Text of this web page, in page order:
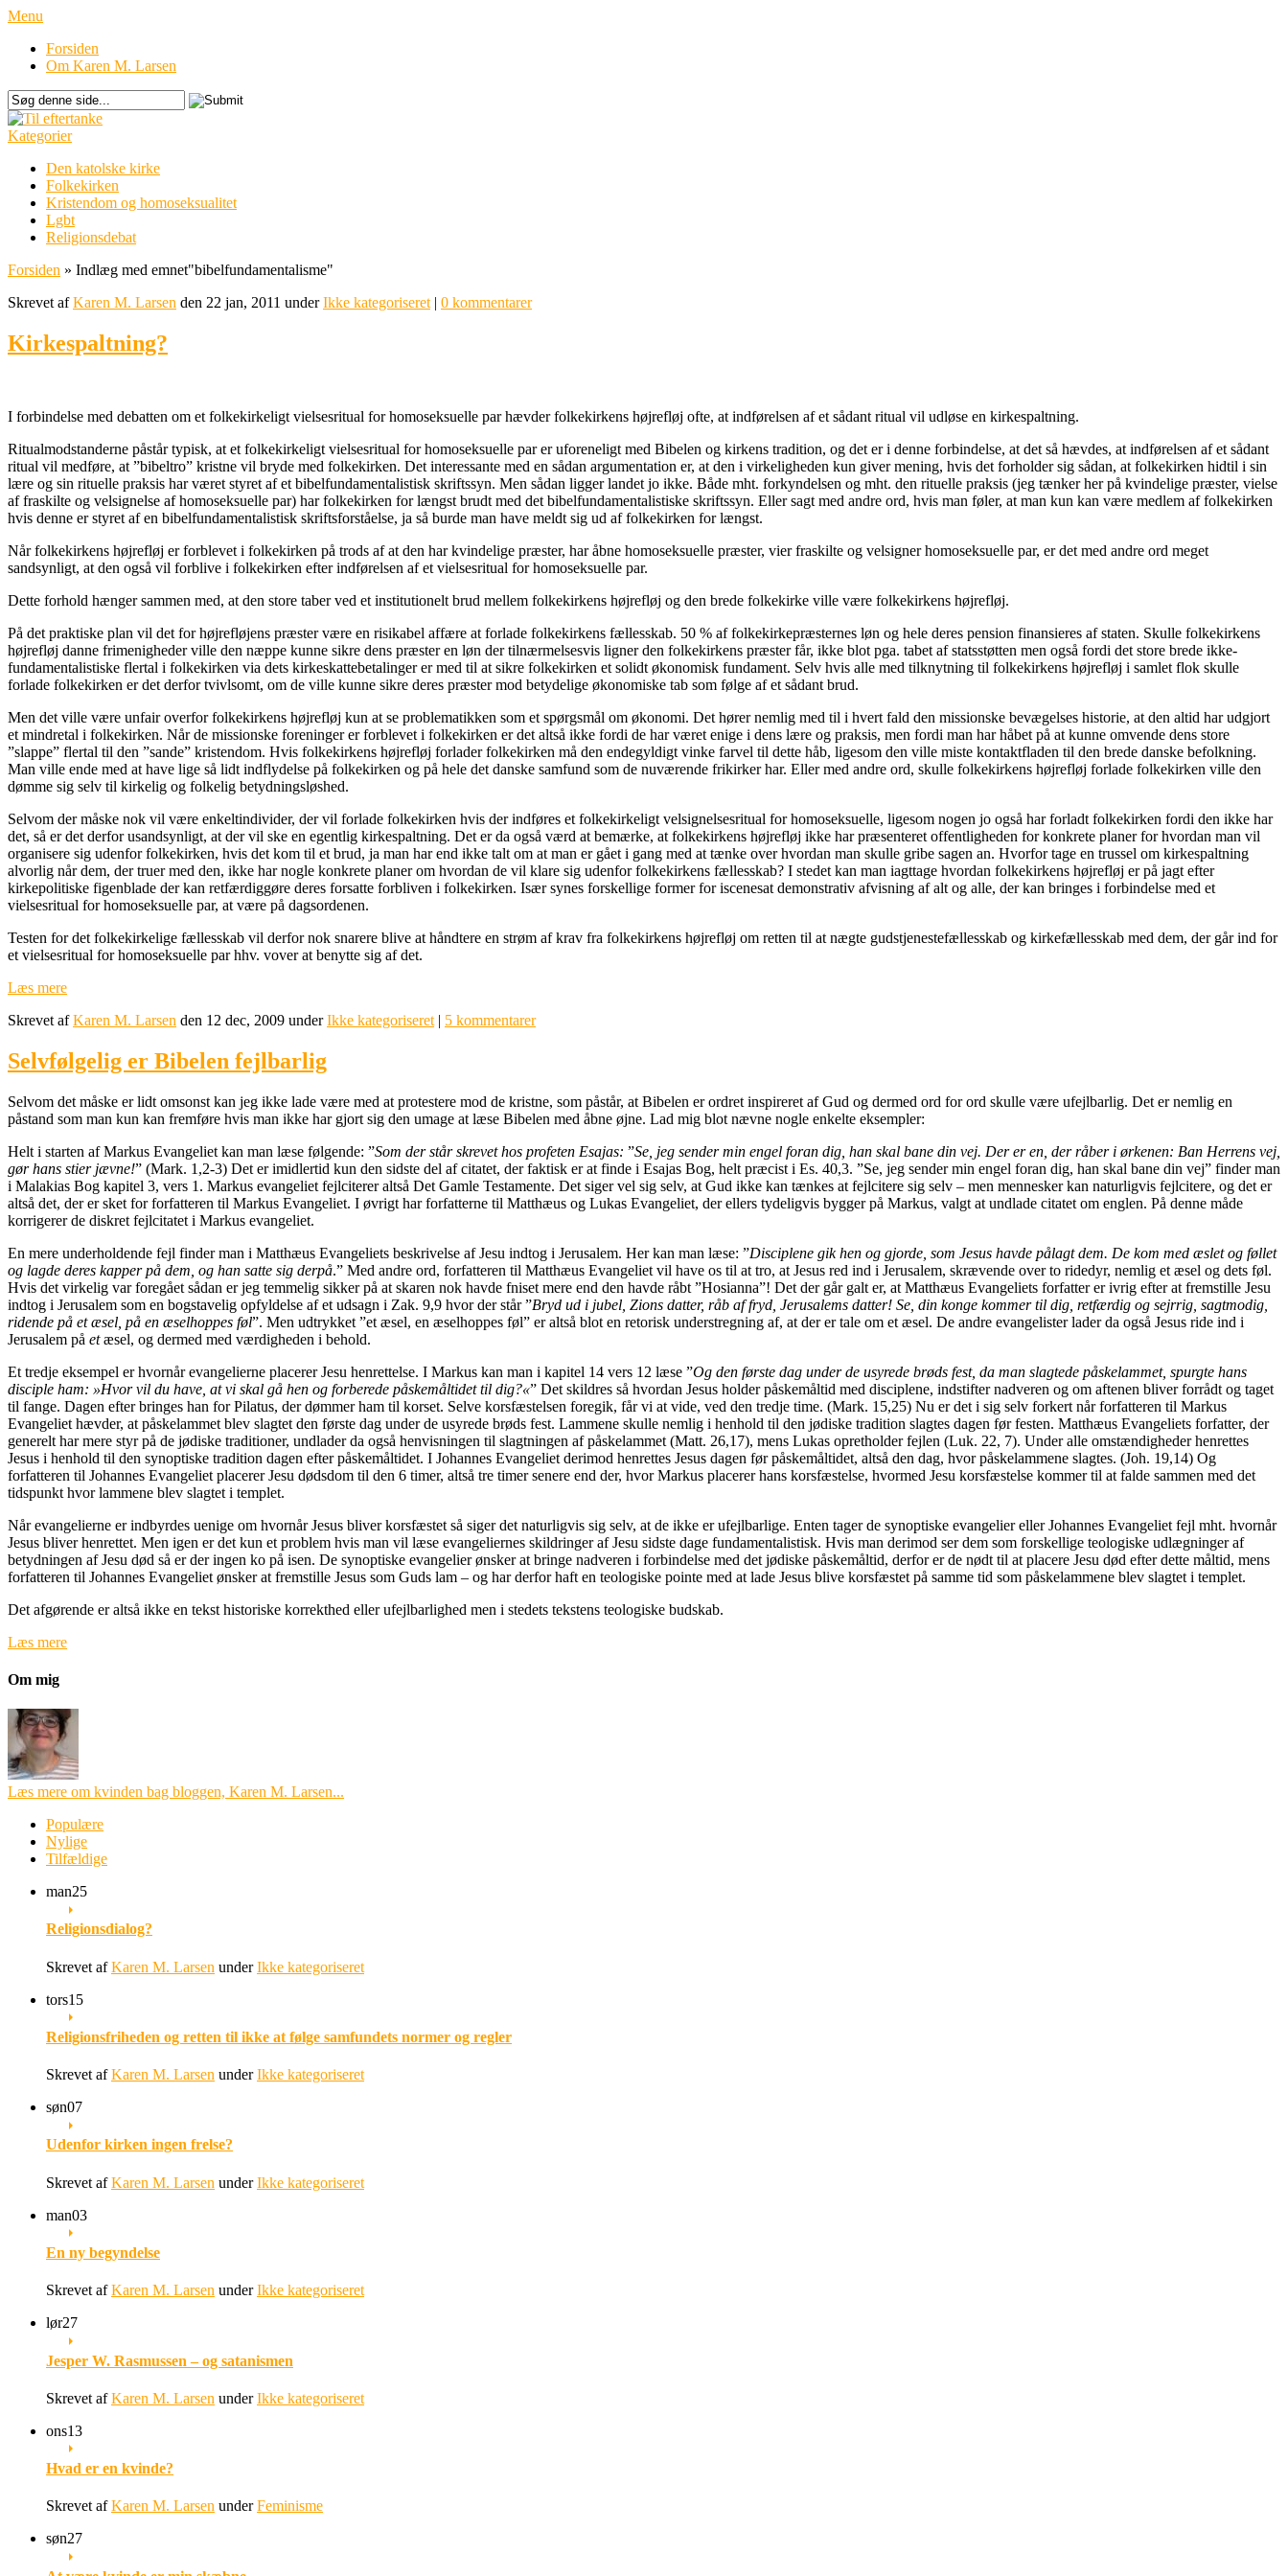
Menu
Forsiden
Om Karen M. Larsen
Kategorier
Den katolske kirke
Folkekirken
Kristendom og homoseksualitet
Lgbt
Religionsdebat
Forsiden » Indlæg med emnet"bibelfundamentalisme"
Skrevet afKaren M. Larsen den 22 jan, 2011 underIkke kategoriseret | 0 kommentarer
Kirkespaltning?
I forbindelse med debatten om et folkekirkeligt vielsesritual for homoseksuelle par hævder folkekirkens højrefløj ofte, at indførelsen af et sådant ritual vil udløse en kirkespaltning.
Ritualmodstanderne påstår typisk, at et folkekirkeligt vielsesritual for homoseksuelle par er uforeneligt med Bibelen og kirkens tradition, og det er i denne forbindelse, at det så hævdes, at indførelsen af et sådant
ritual vil medføre, at ”bibeltro” kristne vil bryde med folkekirken. Det interessante med en sådan argumentation er, at den i virkeligheden kun giver mening, hvis det forholder sig sådan, at folkekirken hidtil i sin
lære og sin rituelle praksis har været styret af et bibelfundamentalistisk skriftssyn. Men sådan ligger landet jo ikke. Både mht. forkyndelsen og mht. den rituelle praksis (jeg tænker her på kvindelige præster, vielse
af fraskilte og velsignelse af homoseksuelle par) har folkekirken for længst brudt med det bibelfundamentalistiske skriftssyn. Eller sagt med andre ord, hvis man føler, at man kun kan være medlem af folkekirken
hvis denne er styret af en bibelfundamentalistisk skriftsforståelse, ja så burde man have meldt sig ud af folkekirken for længst.
Når folkekirkens højrefløj er forblevet i folkekirken på trods af at den har kvindelige præster, har åbne homoseksuelle præster, vier fraskilte og velsigner homoseksuelle par, er det med andre ord meget
sandsynligt, at den også vil forblive i folkekirken efter indførelsen af et vielsesritual for homoseksuelle par.
Dette forhold hænger sammen med, at den store taber ved et institutionelt brud mellem folkekirkens højrefløj og den brede folkekirke ville være folkekirkens højrefløj.
På det praktiske plan vil det for højrefløjens præster være en risikabel affære at forlade folkekirkens fællesskab. 50 % af folkekirkepræsternes løn og hele deres pension finansieres af staten. Skulle folkekirkens
højrefløj danne frimenigheder ville den næppe kunne sikre dens præster en løn der tilnærmelsesvis ligner den folkekirkens præster får, ikke blot pga. tabet af statsstøtten men også fordi det store brede ikke-
fundamentalistiske flertal i folkekirken via dets kirkeskattebetalinger er med til at sikre folkekirken et solidt økonomisk fundament. Selv hvis alle med tilknytning til folkekirkens højrefløj i samlet flok skulle
forlade folkekirken er det derfor tvivlsomt, om de ville kunne sikre deres præster mod betydelige økonomiske tab som følge af et sådant brud.
Men det ville være unfair overfor folkekirkens højrefløj kun at se problematikken som et spørgsmål om økonomi. Det hører nemlig med til i hvert fald den missionske bevægelses historie, at den altid har udgjort
et mindretal i folkekirken. Når de missionske foreninger er forblevet i folkekirken er det altså ikke fordi de har været enige i dens lære og praksis, men fordi man har håbet på at kunne omvende dens store
”slappe” flertal til den ”sande” kristendom. Hvis folkekirkens højrefløj forlader folkekirken må den endegyldigt vinke farvel til dette håb, ligesom den ville miste kontaktfladen til den brede danske befolkning.
Man ville ende med at have lige så lidt indflydelse på folkekirken og på hele det danske samfund som de nuværende frikirker har. Eller med andre ord, skulle folkekirkens højrefløj forlade folkekirken ville den
dømme sig selv til kirkelig og folkelig betydningsløshed.
Selvom der måske nok vil være enkeltindivider, der vil forlade folkekirken hvis der indføres et folkekirkeligt velsignelsesritual for homoseksuelle, ligesom nogen jo også har forladt folkekirken fordi den ikke har
det, så er det derfor usandsynligt, at der vil ske en egentlig kirkespaltning. Det er da også værd at bemærke, at folkekirkens højrefløj ikke har præsenteret offentligheden for konkrete planer for hvordan man vil
organisere sig udenfor folkekirken, hvis det kom til et brud, ja man har end ikke talt om at man er gået i gang med at tænke over hvordan man skulle gribe sagen an. Hvorfor tage en trussel om kirkespaltning
alvorlig når dem, der truer med den, ikke har nogle konkrete planer om hvordan de vil klare sig udenfor folkekirkens fællesskab? I stedet kan man iagttage hvordan folkekirkens højrefløj er på jagt efter
kirkepolitiske figenblade der kan retfærdiggøre deres forsatte forbliven i folkekirken. Især synes forskellige former for iscenesat demonstrativ afvisning af alt og alle, der kan bringes i forbindelse med et
vielsesritual for homoseksuelle par, at være på dagsordenen.
Testen for det folkekirkelige fællesskab vil derfor nok snarere blive at håndtere en strøm af krav fra folkekirkens højrefløj om retten til at nægte gudstjenestefællesskab og kirkefællesskab med dem, der går ind for
et vielsesritual for homoseksuelle par hhv. vover at benytte sig af det.
Læs mere
Skrevet afKaren M. Larsen den 12 dec, 2009 underIkke kategoriseret | 5 kommentarer
Selvfølgelig er Bibelen fejlbarlig
Selvom det måske er lidt omsonst kan jeg ikke lade være med at protestere mod de kristne, som påstår, at Bibelen er ordret inspireret af Gud og dermed ord for ord skulle være ufejlbarlig. Det er nemlig en
påstand som man kun kan fremføre hvis man ikke har gjort sig den umage at læse Bibelen med åbne øjne. Lad mig blot nævne nogle enkelte eksempler:
Helt i starten af Markus Evangeliet kan man læse følgende: ”Som der står skrevet hos profeten Esajas: ”Se, jeg sender min engel foran dig, han skal bane din vej. Der er en, der råber i ørkenen: Ban Herrens vej,
gør hans stier jævne!” (Mark. 1,2-3) Det er imidlertid kun den sidste del af citatet, der faktisk er at finde i Esajas Bog, helt præcist i Es. 40,3. ”Se, jeg sender min engel foran dig, han skal bane din vej” finder man
i Malakias Bog kapitel 3, vers 1. Markus evangeliet fejlciterer altså Det Gamle Testamente. Det siger vel sig selv, at Gud ikke kan tænkes at fejlcitere sig selv – men mennesker kan naturligvis fejlcitere, og det er
altså det, der er sket for forfatteren til Markus Evangeliet. I øvrigt har forfatterne til Matthæus og Lukas Evangeliet, der ellers tydeligvis bygger på Markus, valgt at undlade citatet om englen. På denne måde
korrigerer de diskret fejlcitatet i Markus evangeliet.
En mere underholdende fejl finder man i Matthæus Evangeliets beskrivelse af Jesu indtog i Jerusalem. Her kan man læse: ”Disciplene gik hen og gjorde, som Jesus havde pålagt dem. De kom med æslet og føllet
og lagde deres kapper på dem, og han satte sig derpå.” Med andre ord, forfatteren til Matthæus Evangeliet vil have os til at tro, at Jesus red ind i Jerusalem, skrævende over to ridedyr, nemlig et æsel og dets føl.
Hvis det virkelig var foregået sådan er jeg temmelig sikker på at skaren nok havde fniset mere end den havde råbt ”Hosianna”! Det der går galt er, at Matthæus Evangeliets forfatter er ivrig efter at fremstille Jesu
indtog i Jerusalem som en bogstavelig opfyldelse af et udsagn i Zak. 9,9 hvor der står ”Bryd ud i jubel, Zions datter, råb af fryd, Jerusalems datter! Se, din konge kommer til dig, retfærdig og sejrrig, sagtmodig,
ridende på et æsel, på en æselhoppes føl”. Men udtrykket ”et æsel, en æselhoppes føl” er altså blot en retorisk understregning af, at der er tale om et æsel. De andre evangelister lader da også Jesus ride ind i
Jerusalem på etæsel, og dermed med værdigheden i behold.
Et tredje eksempel er hvornår evangelierne placerer Jesu henrettelse. I Markus kan man i kapitel 14 vers 12 læse ”Og den første dag under de usyrede brøds fest, da man slagtede påskelammet, spurgte hans
disciple ham: »Hvor vil du have, at vi skal gå hen og forberede påskemåltidet til dig?«” Det skildres så hvordan Jesus holder påskemåltid med disciplene, indstifter nadveren og om aftenen bliver forrådt og taget
til fange. Dagen efter bringes han for Pilatus, der dømmer ham til korset. Selve korsfæstelsen foregik, får vi at vide, ved den tredje time. (Mark. 15,25) Nu er det i sig selv forkert når forfatteren til Markus
Evangeliet hævder, at påskelammet blev slagtet den første dag under de usyrede brøds fest. Lammene skulle nemlig i henhold til den jødiske tradition slagtes dagen før festen. Matthæus Evangeliets forfatter, der
generelt har mere styr på de jødiske traditioner, undlader da også henvisningen til slagtningen af påskelammet (Matt. 26,17), mens Lukas opretholder fejlen (Luk. 22, 7). Under alle omstændigheder henrettes
Jesus i henhold til den synoptiske tradition dagen efter påskemåltidet. I Johannes Evangeliet derimod henrettes Jesus dagen før påskemåltidet, altså den dag, hvor påskelammene slagtes. (Joh. 19,14) Og
forfatteren til Johannes Evangeliet placerer Jesu dødsdom til den 6 timer, altså tre timer senere end der, hvor Markus placerer hans korsfæstelse, hvormed Jesu korsfæstelse kommer til at falde sammen med det
tidspunkt hvor lammene blev slagtet i templet.
Når evangelierne er indbyrdes uenige om hvornår Jesus bliver korsfæstet så siger det naturligvis sig selv, at de ikke er ufejlbarlige. Enten tager de synoptiske evangelier eller Johannes Evangeliet fejl mht. hvornår
Jesus bliver henrettet. Men igen er det kun et problem hvis man vil læse evangeliernes skildringer af Jesu sidste dage fundamentalistisk. Hvis man derimod ser dem som forskellige teologiske udlægninger af
betydningen af Jesu død så er der ingen ko på isen. De synoptiske evangelier ønsker at bringe nadveren i forbindelse med det jødiske påskemåltid, derfor er de nødt til at placere Jesu død efter dette måltid, mens
forfatteren til Johannes Evangeliet ønsker at fremstille Jesus som Guds lam – og har derfor haft en teologiske pointe med at lade Jesus blive korsfæstet på samme tid som påskelammene blev slagtet i templet.
Det afgørende er altså ikke en tekst historiske korrekthed eller ufejlbarlighed men i stedets tekstens teologiske budskab.
Læs mere
Om mig
Læs mere om kvinden bag bloggen, Karen M. Larsen...
Populære
Nylige
Tilfældige
man25
Religionsdialog?
Skrevet afKaren M. Larsen underIkke kategoriseret
tors15
Religionsfriheden og retten til ikke at følge samfundets normer og regler
Skrevet afKaren M. Larsen underIkke kategoriseret
søn07
Udenfor kirken ingen frelse?
Skrevet afKaren M. Larsen underIkke kategoriseret
man03
En ny begyndelse
Skrevet afKaren M. Larsen underIkke kategoriseret
lør27
Jesper W. Rasmussen – og satanismen
Skrevet afKaren M. Larsen underIkke kategoriseret
ons13
Hvad er en kvinde?
Skrevet afKaren M. Larsen underFeminisme
søn27